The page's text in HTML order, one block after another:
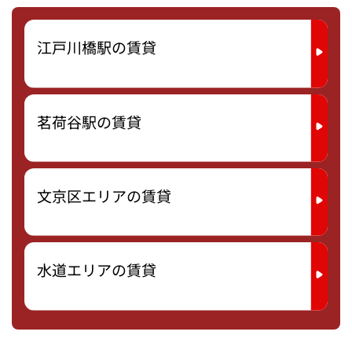
江戸川橋駅の賃貸
茗荷谷駅の賃貸
文京区エリアの賃貸
水道エリアの賃貸